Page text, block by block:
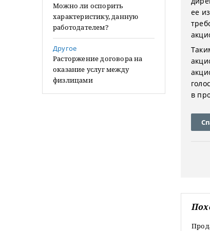
Можно ли оспорить
характеристику, данную
работодателем?
Другое
Расторжение договора на
оказание услуг между
физлицами
ее
в